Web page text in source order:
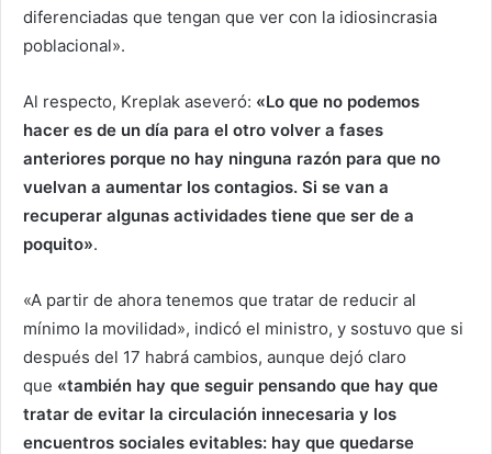
diferenciadas que tengan que ver con la idiosincrasia
poblacional».
Al respecto, Kreplak aseveró: «Lo que no podemos
hacer es de un día para el otro volver a fases
anteriores porque no hay ninguna razón para que no
vuelvan a aumentar los contagios. Si se van a
recuperar algunas actividades tiene que ser de a
poquito».
«A partir de ahora tenemos que tratar de reducir al
mínimo la movilidad», indicó el ministro, y sostuvo que si
después del 17 habrá cambios, aunque dejó claro
que «también hay que seguir pensando que hay que
tratar de evitar la circulación innecesaria y los
encuentros sociales evitables: hay que quedarse